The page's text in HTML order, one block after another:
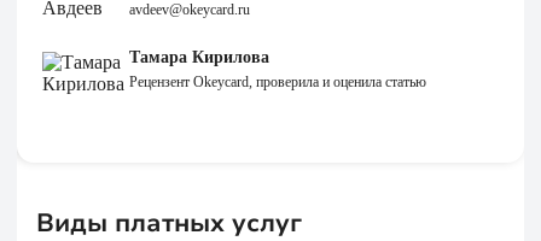
avdeev@okeycard.ru
Тамара Кирилова
Рецензент Okeycard, проверила и оценила статью
Виды платных услуг